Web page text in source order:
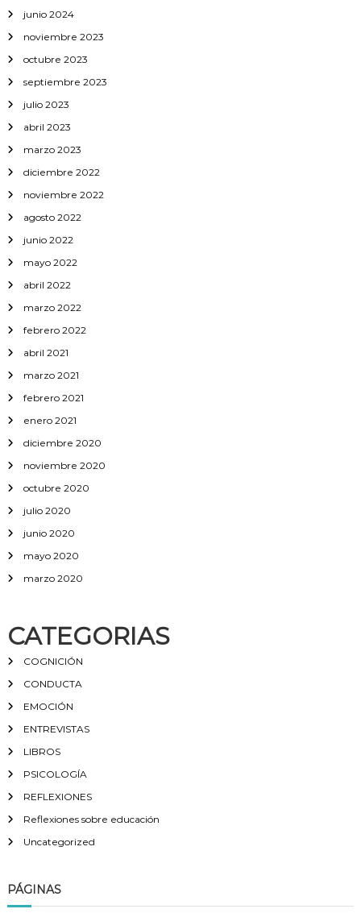
junio 2024
noviembre 2023
octubre 2023
septiembre 2023
julio 2023
abril 2023
marzo 2023
diciembre 2022
noviembre 2022
agosto 2022
junio 2022
mayo 2022
abril 2022
marzo 2022
febrero 2022
abril 2021
marzo 2021
febrero 2021
enero 2021
diciembre 2020
noviembre 2020
octubre 2020
julio 2020
junio 2020
mayo 2020
marzo 2020
CATEGORIAS
COGNICIÓN
CONDUCTA
EMOCIÓN
ENTREVISTAS
LIBROS
PSICOLOGÍA
REFLEXIONES
Reflexiones sobre educación
Uncategorized
PÁGINAS